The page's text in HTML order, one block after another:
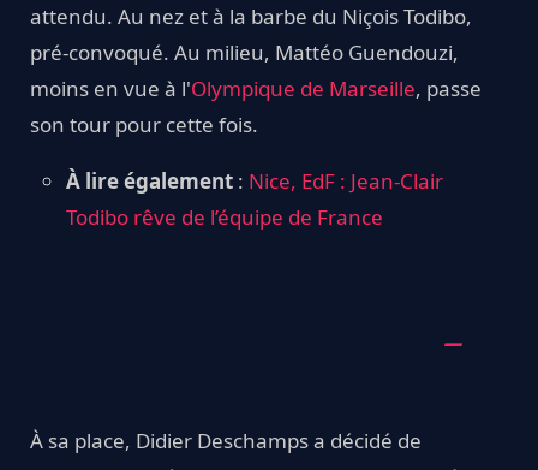
attendu. Au nez et à la barbe du Niçois Todibo,
pré-convoqué. Au milieu, Mattéo Guendouzi,
moins en vue à l'Olympique de Marseille, passe
son tour pour cette fois.
À lire également : Nice, EdF : Jean-Clair
Todibo rêve de l’équipe de France
À sa place, Didier Deschamps a décidé de